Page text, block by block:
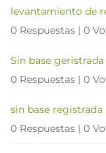
levantamiento de
0 Respuestas | 0
Sin base
0 Respuestas | 0
sin base registrada
0 Respuestas | 0